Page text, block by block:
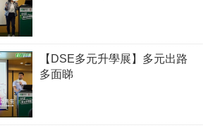
【DSE多元升學展】多元出路
多面睇